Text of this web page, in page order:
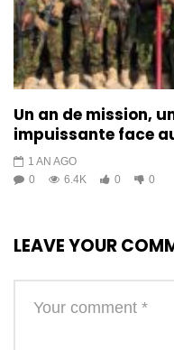
Un an de mission,
impuissante face
1 AN AGO
0
6.4K 0 0
LEAVE YOUR